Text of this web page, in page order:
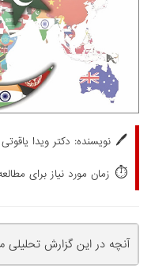
🖊️ نویسنده: دکتر ویدا
⏱️ زمان مورد نیاز برای مطالعه: 10
آنچه در این گزارش تحلیلی